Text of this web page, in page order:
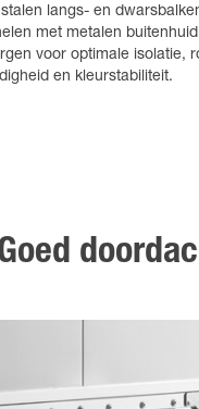
langs- en
met metalen
voor optimale isolatie,
en kleurstabiliteit.